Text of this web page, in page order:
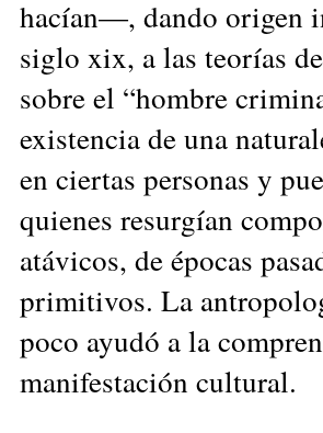
hacían—, dando origen
siglo xix, a las teorías
sobre el “hombre
existencia de una
en ciertas personas y
quienes resurgían
atávicos, de épocas
primitivos. La
poco ayudó a la
manifestación cultural.